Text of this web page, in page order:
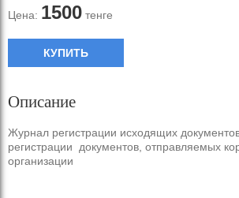
Цена: 1500 тенге
КУПИТЬ
Описание
Журнал регистрации исходящих
регистрации документов, отправляемых
организации